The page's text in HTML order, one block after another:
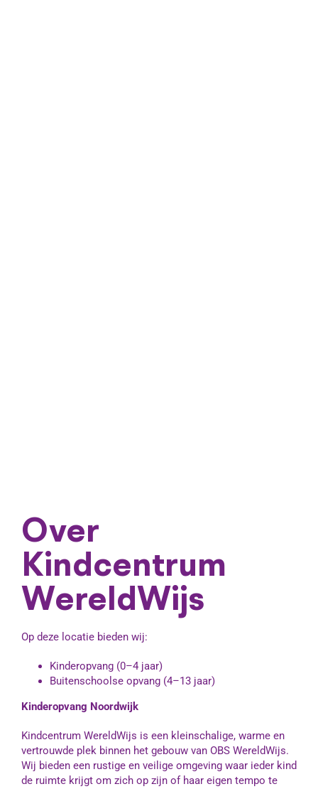
Over
Kindcentrum
WereldWijs
Op deze locatie bieden wij:
Kinderopvang (0–4 jaar)
Buitenschoolse opvang (4–13 jaar)
Kinderopvang Noordwijk
Kindcentrum WereldWijs is een kleinschalige, warme en
vertrouwde plek binnen het gebouw van OBS WereldWijs.
Wij bieden een rustige en veilige omgeving waar ieder kind
de ruimte krijgt om zich op zijn of haar eigen tempo te